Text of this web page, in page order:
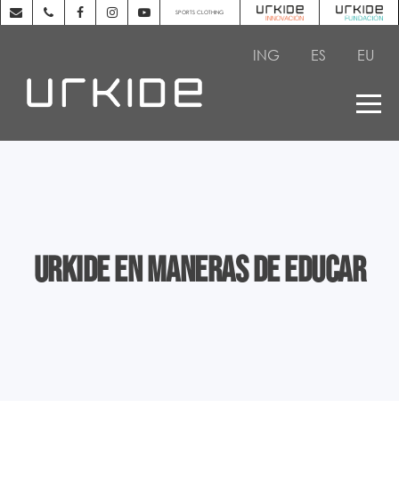
SPORTS CLOTHING
ING ES EU
Urkide en Maneras de educar